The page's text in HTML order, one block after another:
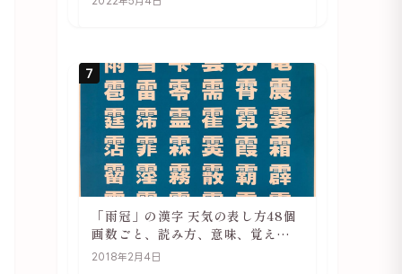
7
「雨冠」の漢字 天気の表し方48個
画数ごと、読み方、意味、覚え方
をご紹介
2018年2月4日